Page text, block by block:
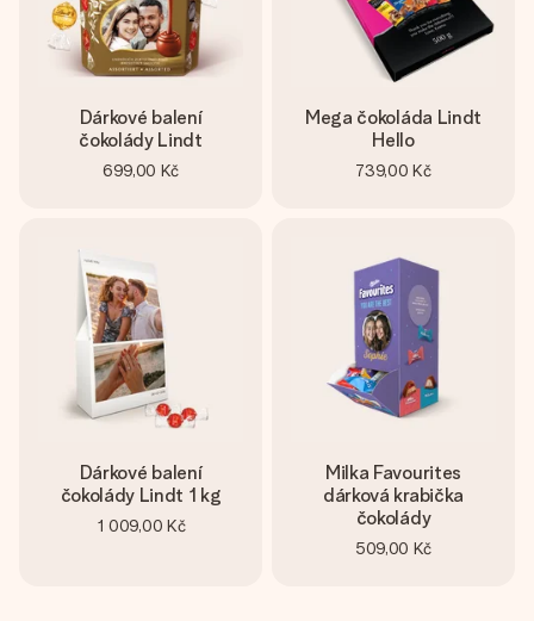
Dárkové balení
čokolády Lindt
699,00 Kč
Mega čokoláda Lindt
Hello
739,00 Kč
Dárkové balení
čokolády Lindt 1 kg
1 009,00 Kč
Milka Favourites
dárková krabička
čokolády
509,00 Kč